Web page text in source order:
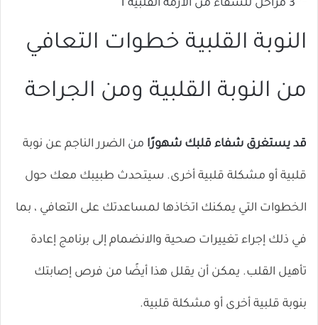
النوبة القلبية خطوات التعافي
من النوبة القلبية ومن الجراحة
قد يستغرق شفاء قلبك شهورًا من الضرر الناجم عن نوبة
قلبية أو مشكلة قلبية أخرى. سيتحدث طبيبك معك حول
الخطوات التي يمكنك اتخاذها لمساعدتك على التعافي ، بما
في ذلك إجراء تغييرات صحية والانضمام إلى برنامج إعادة
تأهيل القلب. يمكن أن يقلل هذا أيضًا من فرص إصابتك
بنوبة قلبية أخرى أو مشكلة قلبية.